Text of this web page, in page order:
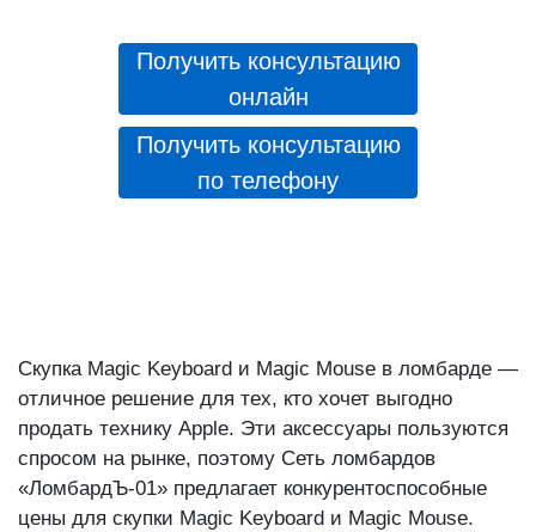
Получить консультацию
онлайн
Получить консультацию
по телефону
Скупка Magic Keyboard и Magic Mouse в ломбарде —
отличное решение для тех, кто хочет выгодно
продать технику Apple. Эти аксессуары пользуются
спросом на рынке, поэтому Сеть ломбардов
«ЛомбардЪ-01» предлагает конкурентоспособные
цены для скупки Magic Keyboard и Magic Mouse.